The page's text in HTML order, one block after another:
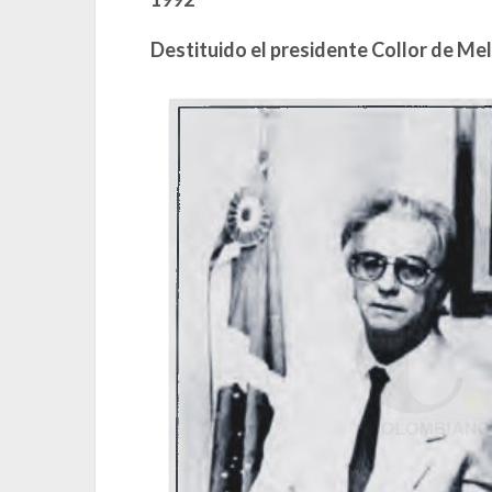
Destituido el presidente Collor de